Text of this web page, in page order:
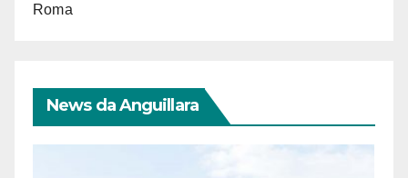
Roma
News da Anguillara